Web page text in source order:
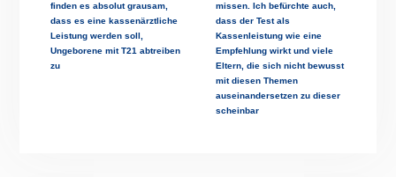
finden es absolut grausam,
dass es eine kassenärztliche
Leistung werden soll,
Ungeborene mit T21 abtreiben
zu
missen. Ich befürchte auch,
dass der Test als
Kassenleistung wie eine
Empfehlung wirkt und viele
Eltern, die sich nicht bewusst
mit diesen Themen
auseinandersetzen zu dieser
scheinbar